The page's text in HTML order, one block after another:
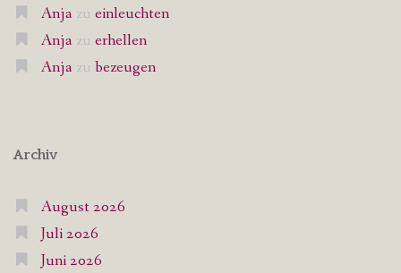
Anja zu einleuchten
Anja zu erhellen
Anja zu bezeugen
Archiv
August 2026
Juli 2026
Juni 2026